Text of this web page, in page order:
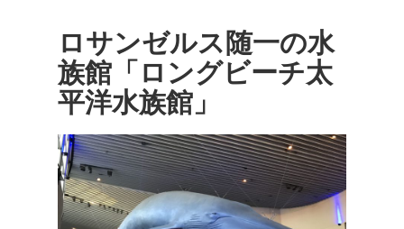
ロサンゼルス随一の水
族館「ロングビーチ太
平洋水族館」